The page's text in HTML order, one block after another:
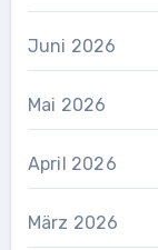
Juni 2026
Mai 2026
April 2026
März 2026